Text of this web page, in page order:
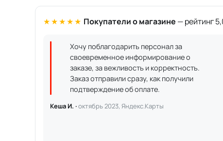
★★★★★ Покупатели о магазине — рейтинг
Хочу поблагодарить персонал за
своевременное информирование о
заказе, за вежливость и корректность.
Заказ отправили сразу, как получили
подтверждение об оплате.
Кеша И. ·октябрь 2023, Яндекс.Карты